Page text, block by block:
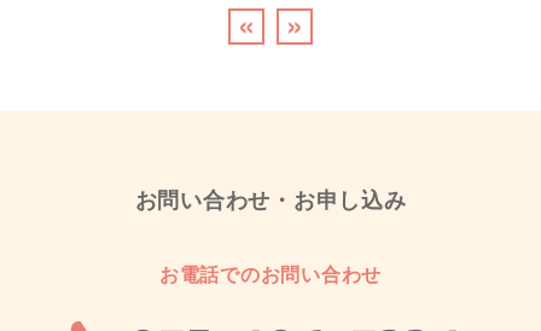
« »
お問い合わせ・お申し込み
お電話でのお問い合わせ